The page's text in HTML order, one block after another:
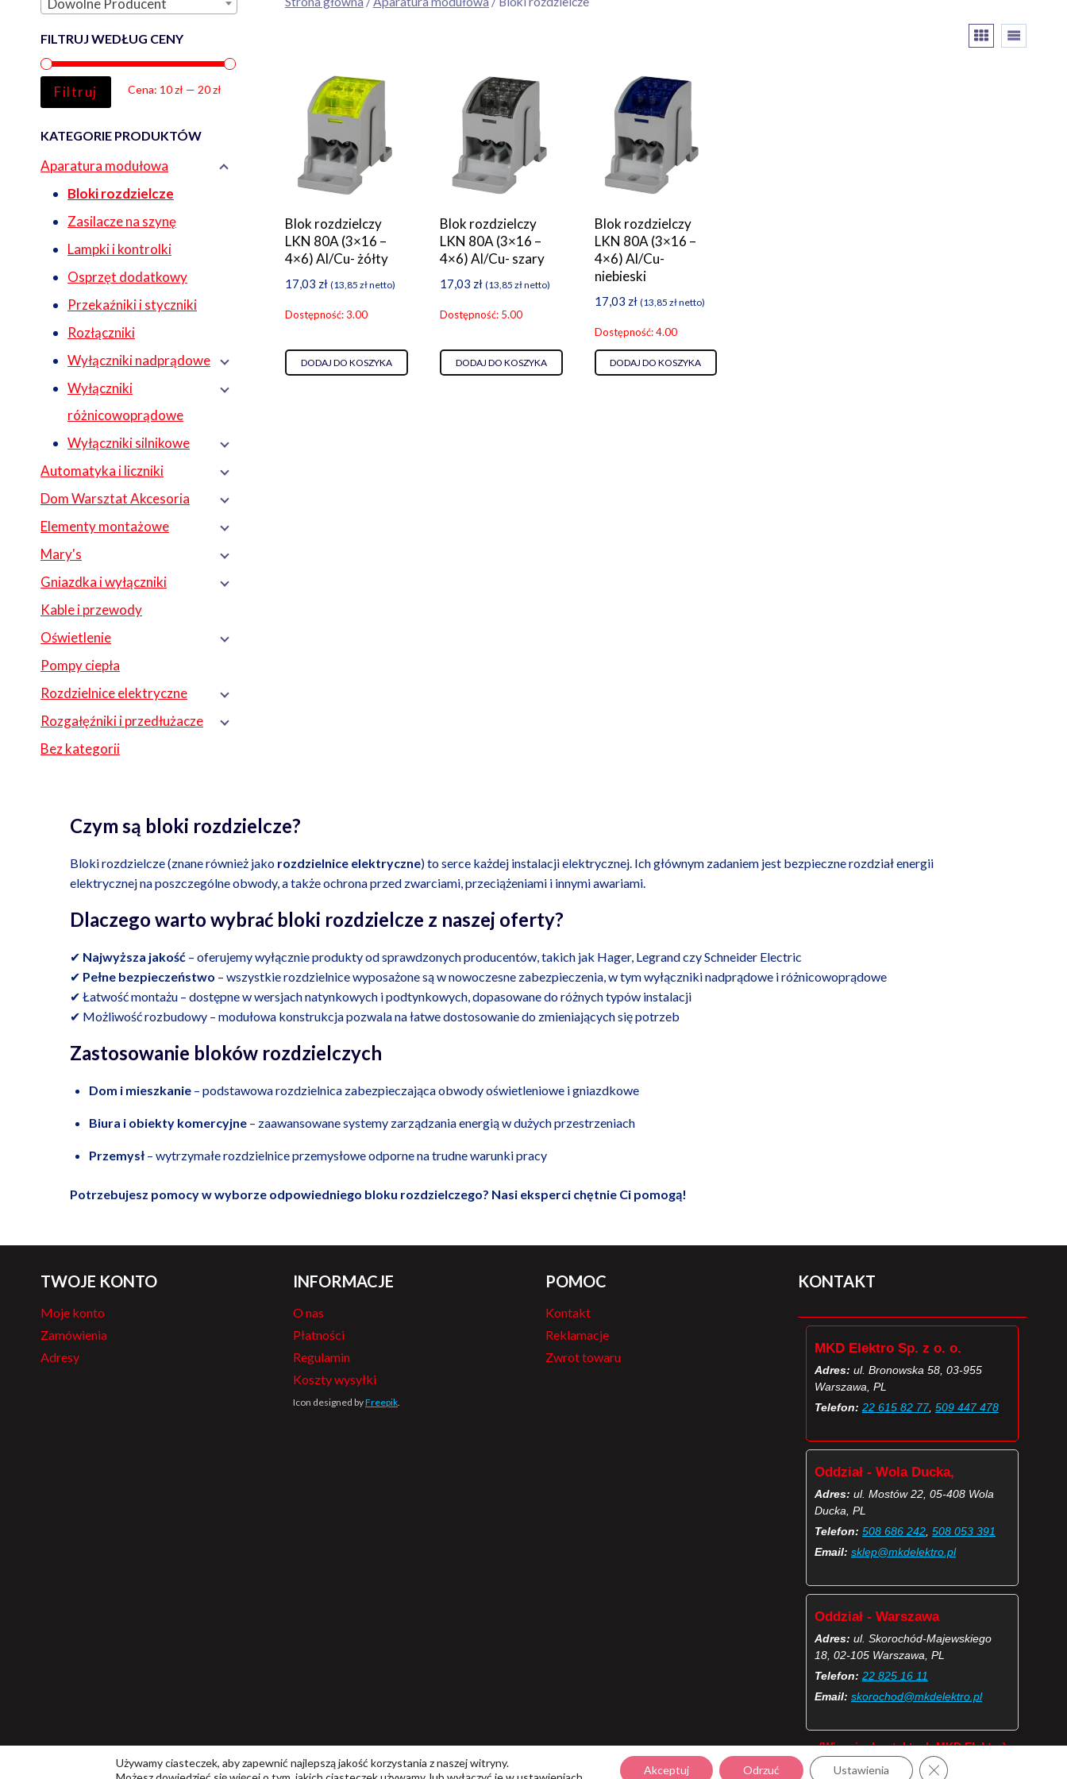
Blok rozdzielczy
LKN 80A (3×16 –
4×6) Al/Cu- żółty
17,03 zł (13,85 złnetto)
Dostępność: 3.00
DODAJ DO KOSZYKA
Blok rozdzielczy
LKN 80A (3×16 –
4×6) Al/Cu- szary
17,03 zł (13,85 złnetto)
Dostępność: 5.00
DODAJ DO KOSZYKA
Blok rozdzielczy
LKN 80A (3×16 –
4×6) Al/Cu-
niebieski
17,03 zł (13,85 złnetto)
Dostępność: 4.00
DODAJ DO KOSZYKA
Dowolne Producent
FILTRUJ WEDŁUG CENY
Filtruj Cena: 10 zł — 20 zł
KATEGORIE PRODUKTÓW
Aparatura modułowa
Bloki rozdzielcze
Zasilacze na szynę
Lampki i kontrolki
Osprzęt dodatkowy
Przekaźniki i styczniki
Rozłączniki
Wyłączniki nadprądowe
Wyłączniki
różnicowoprądowe
Wyłączniki silnikowe
Automatyka i liczniki
Dom Warsztat Akcesoria
Elementy montażowe
Mary's
Gniazdka i wyłączniki
Kable i przewody
Oświetlenie
Pompy ciepła
Rozdzielnice elektryczne
Rozgałęźniki i przedłużacze
Bez kategorii
Czym są bloki rozdzielcze?
Bloki rozdzielcze (znane również jako rozdzielnice elektryczne) to serce każdej instalacji elektrycznej. Ich głównym zadaniem jest bezpieczne rozdział energii
elektrycznej na poszczególne obwody, a także ochrona przed zwarciami, przeciążeniami i innymi awariami.
Dlaczego warto wybrać bloki rozdzielcze z naszej oferty?
✔ Najwyższa jakość – oferujemy wyłącznie produkty od sprawdzonych producentów, takich jak Hager, Legrand czy Schneider Electric
✔ Pełne bezpieczeństwo – wszystkie rozdzielnice wyposażone są w nowoczesne zabezpieczenia, w tym wyłączniki nadprądowe i różnicowoprądowe
✔ Łatwość montażu – dostępne w wersjach natynkowych i podtynkowych, dopasowane do różnych typów instalacji
✔ Możliwość rozbudowy – modułowa konstrukcja pozwala na łatwe dostosowanie do zmieniających się potrzeb
Zastosowanie bloków rozdzielczych
Dom i mieszkanie – podstawowa rozdzielnica zabezpieczająca obwody oświetleniowe i gniazdkowe
Biura i obiekty komercyjne – zaawansowane systemy zarządzania energią w dużych przestrzeniach
Przemysł – wytrzymałe rozdzielnice przemysłowe odporne na trudne warunki pracy
Potrzebujesz pomocy w wyborze odpowiedniego bloku rozdzielczego? Nasi eksperci chętnie Ci pomogą!
TWOJE KONTO
Moje konto
Zamówienia
Adresy
INFORMACJE
O nas
Płatności
Regulamin
Koszty wysyłki
Icon designed byFreepik
POMOC
Kontakt
Reklamacje
Zwrot towaru
KONTAKT
MKD Elektro Sp. z o. o.
Adres: ul. Bronowska 58, 03-955
Warszawa, PL
Telefon: 22 615 82 77, 509 447 478
Oddział - Wola Ducka,
Adres: ul. Mostów 22, 05-408 Wola
Ducka, PL
Telefon: 508 686 242, 508 053 391
Email: sklep@mkdelektro.pl
Oddział - Warszawa
Adres: ul. Skorochód-Majewskiego
18, 02-105 Warszawa, PL
Telefon: 22 825 16 11
Email: skorochod@mkdelektro.pl
(Więcej o kontaktach MKD Elektro)
Używamy ciasteczek, aby zapewnić najlepszą jakość korzystania z naszej witryny.
Akceptuj Odrzuć Ustawienia Zamknij panel